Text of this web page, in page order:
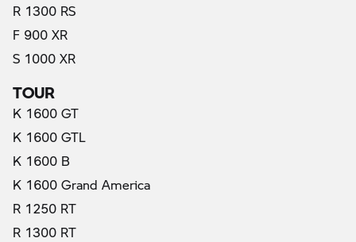
R 1300 RS
F 900 XR
S 1000 XR
TOUR
K 1600 GT
K 1600 GTL
K 1600 B
K 1600 Grand America
R 1250 RT
R 1300 RT